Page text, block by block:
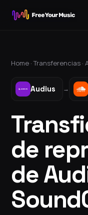
Home ·Transferencias ·
Audius →
de
de